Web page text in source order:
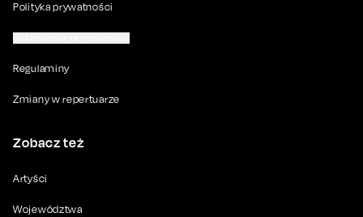
Polityka prywatności
Regulaminy
Zmiany w repertuarze
Zobacz też
Artyści
Województwa